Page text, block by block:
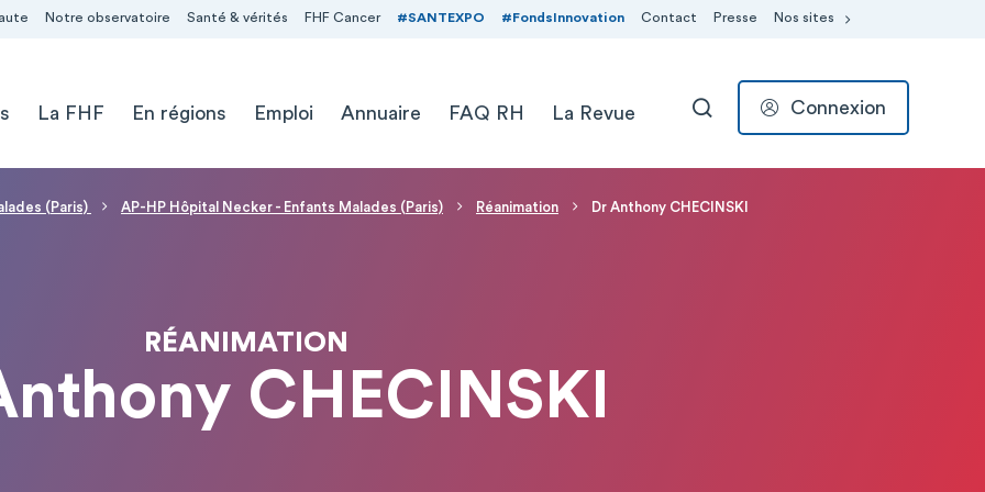
Notre observatoire Santé & vérités FHF Cancer #SANTEXPO #FondsInnovation Contact Presse Nos sites
La FHF En régions Emploi Annuaire FAQ RH La Revue RECHERCHER
Connexion
(Paris) AP-HP Hôpital Necker - Enfants Malades (Paris) Réanimation Dr Anthony CHECINSKI
RÉANIMATION
CHECINSKI